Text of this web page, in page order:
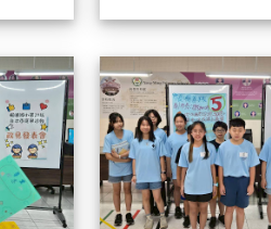
114自治市候選人政見發